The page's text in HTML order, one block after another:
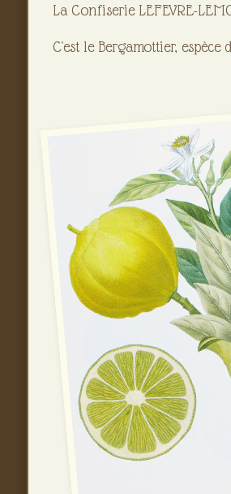
La Confiserie LEFEVRE-
C'est le Bergamottier,